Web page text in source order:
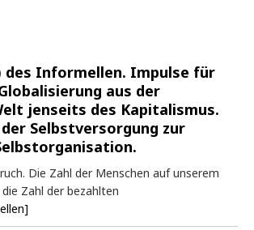
des Informellen. Impulse für
aus der
jenseits des Kapitalismus.
Selbstversorgung zur
Die Zahl der Menschen auf unserem
Zahl der bezahlten